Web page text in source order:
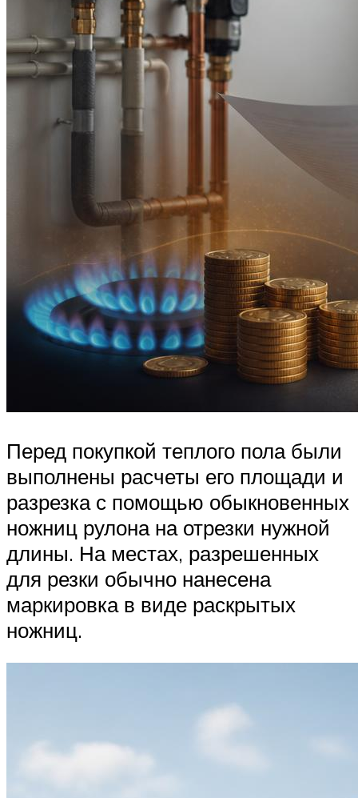
Перед покупкой теплого пола были
выполнены расчеты его площади и
разрезка с помощью обыкновенных
ножниц рулона на отрезки нужной
длины. На местах, разрешенных
для резки обычно нанесена
маркировка в виде раскрытых
ножниц.